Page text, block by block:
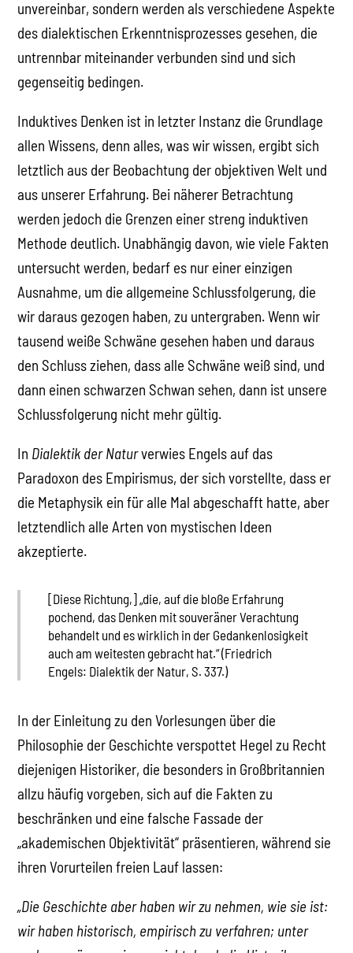
unvereinbar, sondern werden als verschiedene Aspekte
des dialektischen Erkenntnisprozesses gesehen, die
untrennbar miteinander verbunden sind und sich
gegenseitig bedingen.
Induktives Denken ist in letzter Instanz die Grundlage
allen Wissens, denn alles, was wir wissen, ergibt sich
letztlich aus der Beobachtung der objektiven Welt und
aus unserer Erfahrung. Bei näherer Betrachtung
werden jedoch die Grenzen einer streng induktiven
Methode deutlich. Unabhängig davon, wie viele Fakten
untersucht werden, bedarf es nur einer einzigen
Ausnahme, um die allgemeine Schlussfolgerung, die
wir daraus gezogen haben, zu untergraben. Wenn wir
tausend weiße Schwäne gesehen haben und daraus
den Schluss ziehen, dass alle Schwäne weiß sind, und
dann einen schwarzen Schwan sehen, dann ist unsere
Schlussfolgerung nicht mehr gültig.
In Dialektik der Naturverwies Engels auf das
Paradoxon des Empirismus, der sich vorstellte, dass er
die Metaphysik ein für alle Mal abgeschafft hatte, aber
letztendlich alle Arten von mystischen Ideen
akzeptierte.
[Diese Richtung,] „die, auf die bloße Erfahrung
pochend, das Denken mit souveräner Verachtung
behandelt und es wirklich in der Gedankenlosigkeit
auch am weitesten gebracht hat.“ (Friedrich
Engels: Dialektik der Natur, S. 337.)
In der Einleitung zu den Vorlesungen über die
Philosophie der Geschichte verspottet Hegel zu Recht
diejenigen Historiker, die besonders in Großbritannien
allzu häufig vorgeben, sich auf die Fakten zu
beschränken und eine falsche Fassade der
„akademischen Objektivität“ präsentieren, während sie
ihren Vorurteilen freien Lauf lassen:
„Die Geschichte aber haben wir zu nehmen, wie sie ist:
wir haben historisch, empirisch zu verfahren; unter